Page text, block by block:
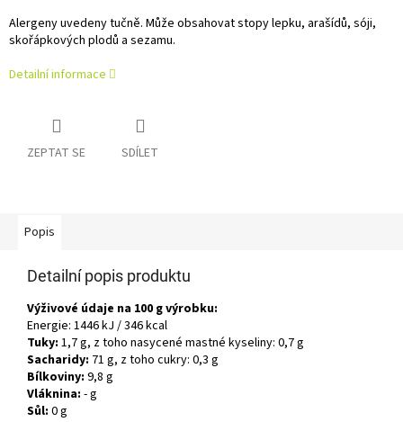
Alergeny uvedeny tučně. Může obsahovat stopy lepku, arašídů, sóji,
skořápkových plodů a sezamu.
Detailní informace
ZEPTAT SE SDÍLET
Popis
Detailní popis produktu
Výživové údaje na 100 g výrobku:
Energie: 1446 kJ / 346 kcal
Tuky: 1,7 g, z toho nasycené mastné kyseliny: 0,7 g
Sacharidy: 71 g, z toho cukry: 0,3 g
Bílkoviny: 9,8 g
Vláknina: - g
Sůl: 0 g